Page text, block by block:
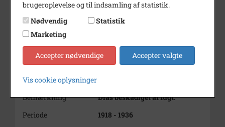
Type
Beskrivelse
Bemærkning
Dias beskadiget af fugt.
Periode
1918 - 1936
brugeroplevelse og til indsamling af statistik.
Nødvendig
Statistik
Marketing
Accepter nødvendige Accepter valgte
Vis cookie oplysninger